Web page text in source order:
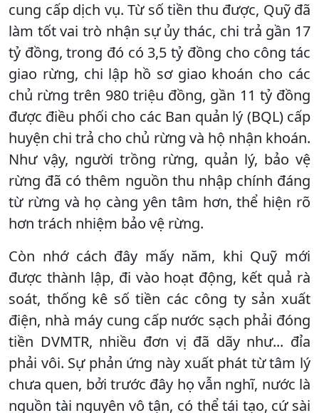
cung cấp dịch vụ. Từ số tiền thu được, Quỹ đã
làm tốt vai trò nhận sự ủy thác, chi trả gần 17
tỷ đồng, trong đó có 3,5 tỷ đồng cho công tác
giao rừng, chi lập hồ sơ giao khoán cho các
chủ rừng trên 980 triệu đồng, gần 11 tỷ đồng
được điều phối cho các Ban quản lý (BQL) cấp
huyện chi trả cho chủ rừng và hộ nhận khoán.
Như vậy, người trồng rừng, quản lý, bảo vệ
rừng đã có thêm nguồn thu nhập chính đáng
từ rừng và họ càng yên tâm hơn, thể hiện rõ
hơn trách nhiệm bảo vệ rừng.
Còn nhớ cách đây mấy năm, khi Quỹ mới
được thành lập, đi vào hoạt động, kết quả rà
soát, thống kê số tiền các công ty sản xuất
điện, nhà máy cung cấp nước sạch phải đóng
tiền DVMTR, nhiều đơn vị đã dãy như... đỉa
phải vôi. Sự phản ứng này xuất phát từ tâm lý
chưa quen, bởi trước đây họ vẫn nghĩ, nước là
nguồn tài nguyên vô tận, có thể tái tạo, cứ sài